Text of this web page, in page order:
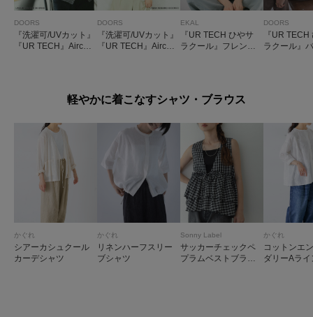
DOORS
『洗濯可/UVカット』
『UR TECH』Aircar
DOORS
『洗濯可/UVカット』
『UR TECH』Aircar
EKAL
『UR TECH ひやサ
ラクール』フレンチ
DOORS
『UR TECH
ラクール』
軽やかに着こなすシャツ・ブラウス
かぐれ
シアーカシュクール
カーデシャツ
かぐれ
リネンハーフスリー
ブシャツ
Sonny Label
サッカーチェックペ
プラムベストブラウ
かぐれ
コットンエ
ダリーAラ